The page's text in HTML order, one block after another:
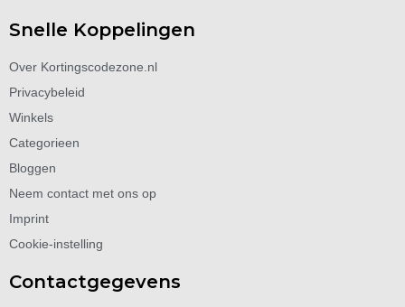
Snelle Koppelingen
Over Kortingscodezone.nl
Privacybeleid
Winkels
Categorieen
Bloggen
Neem contact met ons op
Imprint
Cookie-instelling
Contactgegevens